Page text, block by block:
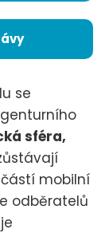
se
sféra,
mobilní
odběratelů